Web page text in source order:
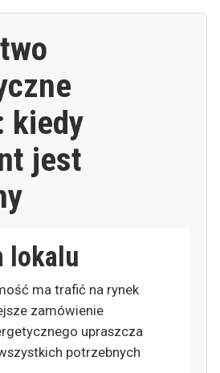
kiedy
jest
lokalu
ma trafić na rynek
zamówienie
upraszcza
potrzebnych